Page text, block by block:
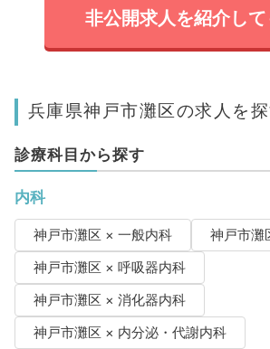
非公開求人を紹介して
兵庫県神戸市灘区の求人を
診療科目から探す
内科
神戸市灘区 × 一般内科
神戸市灘
神戸市灘区 × 呼吸器内科
神戸市灘区 × 消化器内科
神戸市灘区 × 内分泌・代謝内科